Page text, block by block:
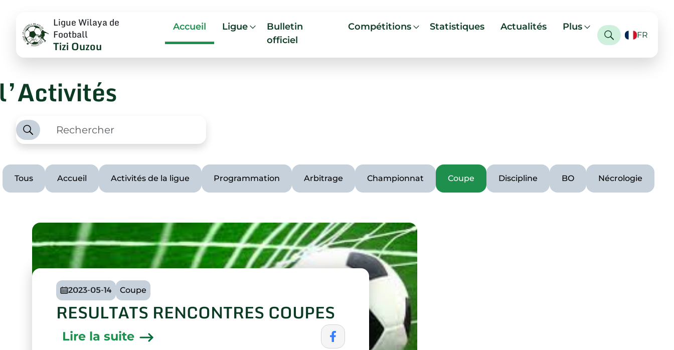
Ligue Wilaya de
Football
Tizi Ouzou
Accueil Ligue
Bulletin
officiel
Compétitions Statistiques Actualités Plus
FR
Tous Accueil Activités de la ligue Programmation Arbitrage Championnat Coupe Discipline BO Nécrologie
2023-05-14 Coupe
RESULTATS RENCONTRES COUPES
Lire la suite